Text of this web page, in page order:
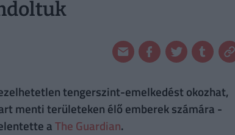
tengerszint-emelkedést okozhat,
menti területeken élő emberek számára -
aThe Guardian.